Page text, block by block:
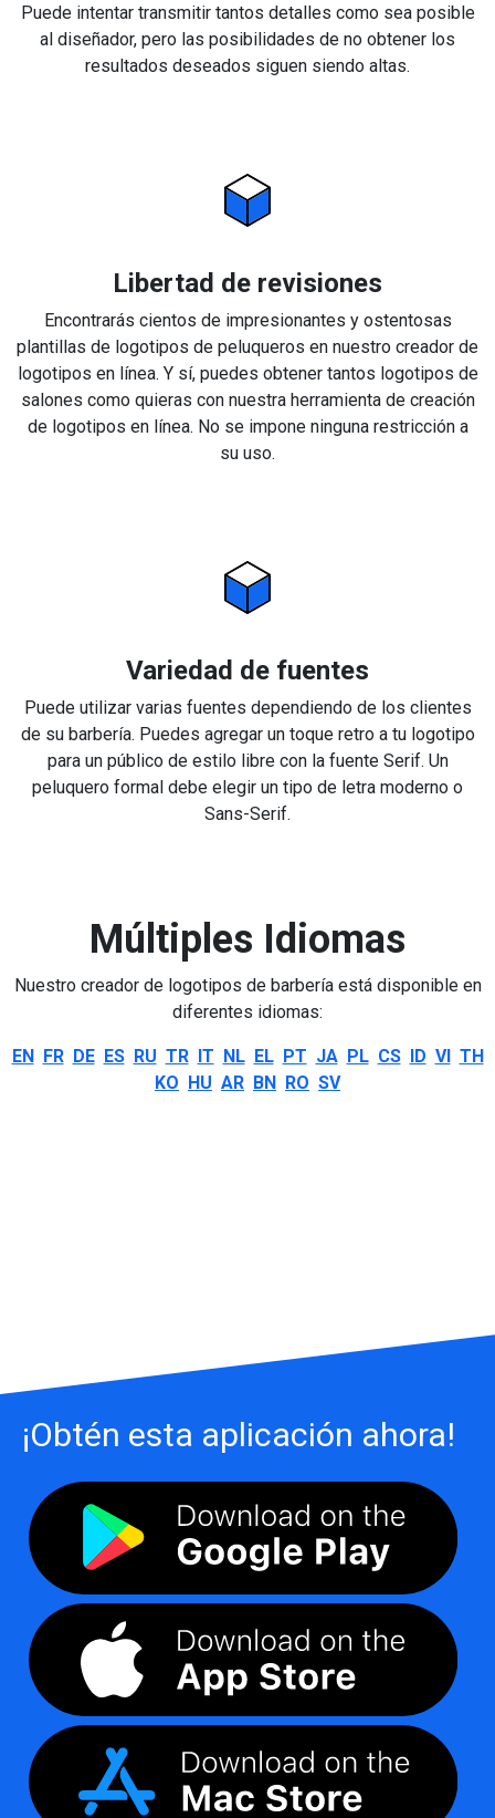
Puede intentar transmitir tantos detalles como sea posible
al diseñador, pero las posibilidades de no obtener los
resultados deseados siguen siendo altas.
Libertad de revisiones
Encontrarás cientos de impresionantes y ostentosas
plantillas de logotipos de peluqueros en nuestro creador de
logotipos en línea. Y sí, puedes obtener tantos logotipos de
salones como quieras con nuestra herramienta de creación
de logotipos en línea. No se impone ninguna restricción a
su uso.
Variedad de fuentes
Puede utilizar varias fuentes dependiendo de los clientes
de su barbería. Puedes agregar un toque retro a tu logotipo
para un público de estilo libre con la fuente Serif. Un
peluquero formal debe elegir un tipo de letra moderno o
Sans-Serif.
Múltiples Idiomas
Nuestro creador de logotipos de barbería está disponible en
diferentes idiomas:
EN FR DE ES RU TR IT NL EL PT JA PL CS ID VI TH
KO HU AR BN RO SV
¡Obtén esta aplicación ahora!